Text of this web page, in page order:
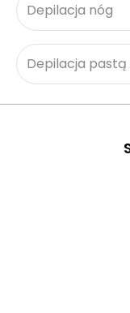
Depilacja nóg
Depilacja